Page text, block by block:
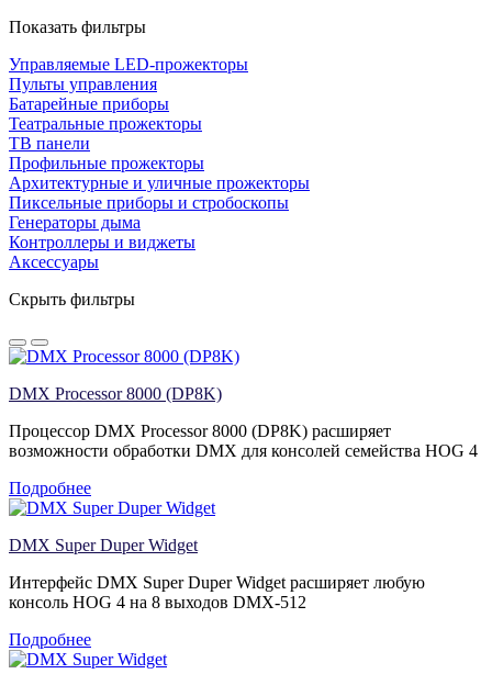
Показать фильтры
Управляемые LED-прожекторы
Пульты управления
Батарейные приборы
Театральные прожекторы
ТВ панели
Профильные прожекторы
Архитектурные и уличные прожекторы
Пиксельные приборы и стробоскопы
Генераторы дыма
Контроллеры и виджеты
Аксессуары
Скрыть фильтры
DMX Processor 8000 (DP8K)
Процессор DMX Processor 8000 (DP8K) расширяет
возможности обработки DMX для консолей семейства HOG 4
Подробнее
DMX Super Duper Widget
Интерфейс DMX Super Duper Widget расширяет любую
консоль HOG 4 на 8 выходов DMX-512
Подробнее